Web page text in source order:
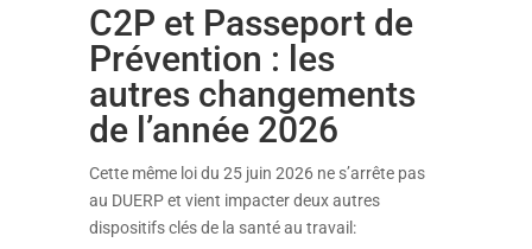
C2P et Passeport de
Prévention : les
autres changements
de l’année 2026
Cette même loi du 25 juin 2026 ne s’arrête pas
au DUERP et vient impacter deux autres
dispositifs clés de la santé au travail :